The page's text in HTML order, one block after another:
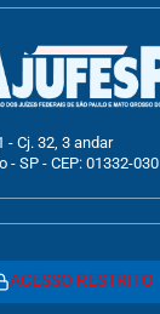
- Cj. 32, 3 andar
- SP - CEP: 01332-030
ACESSO RESTRITO